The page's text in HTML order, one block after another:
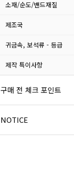
소재/순도/밴드재질
제조국
귀금속, 보석류 - 등급
제작 특이사항
구매 전 체크 포인트
NOTICE